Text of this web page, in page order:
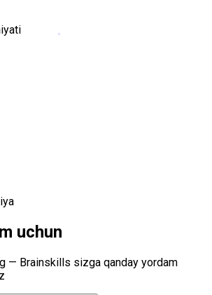
uchun
— Brainskills sizga qanday yordam